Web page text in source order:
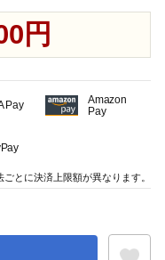
円
Pay
Amazon
Pay
ごとに決済上限額が異なります。